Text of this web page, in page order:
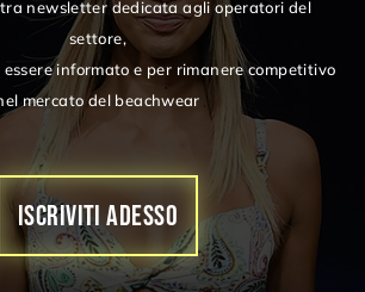
newsletter dedicata agli operatori del
settore,
informato e per rimanere competitivo
mercato del beachwear
ISCRIVITI ADESSO